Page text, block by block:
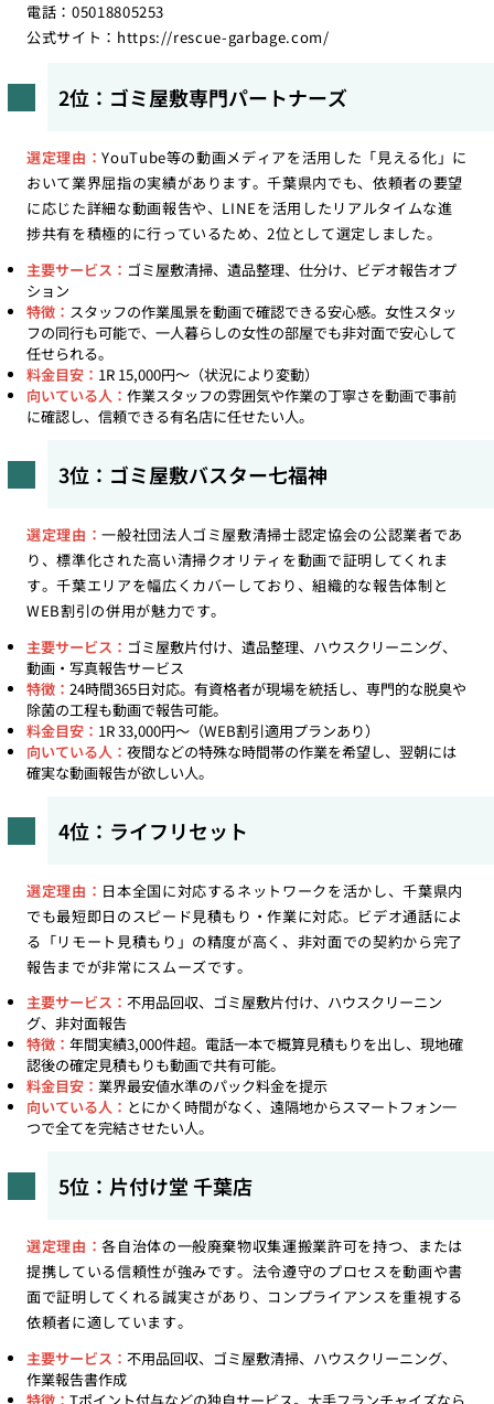
電話：05018805253
公式サイト： https://rescue-garbage.com/
2位：ゴミ屋敷専門パートナーズ
選定理由：YouTube等の動画メディアを活用した「見える化」に
おいて業界屈指の実績があります。千葉県内でも、依頼者の要望
に応じた詳細な動画報告や、LINEを活用したリアルタイムな進
捗共有を積極的に行っているため、2位として選定しました。
主要サービス： ゴミ屋敷清掃、遺品整理、仕分け、ビデオ報告オプ
ション
特徴： スタッフの作業風景を動画で確認できる安心感。女性スタッ
フの同行も可能で、一人暮らしの女性の部屋でも非対面で安心して
任せられる。
料金目安： 1R 15,000円〜（状況により変動）
向いている人： 作業スタッフの雰囲気や作業の丁寧さを動画で事前
に確認し、信頼できる有名店に任せたい人。
3位：ゴミ屋敷バスター七福神
選定理由：一般社団法人ゴミ屋敷清掃士認定協会の公認業者であ
り、標準化された高い清掃クオリティを動画で証明してくれま
す。千葉エリアを幅広くカバーしており、組織的な報告体制と
WEB割引の併用が魅力です。
主要サービス： ゴミ屋敷片付け、遺品整理、ハウスクリーニング、
動画・写真報告サービス
特徴： 24時間365日対応。有資格者が現場を統括し、専門的な脱臭や
除菌の工程も動画で報告可能。
料金目安： 1R 33,000円〜（WEB割引適用プランあり）
向いている人： 夜間などの特殊な時間帯の作業を希望し、翌朝には
確実な動画報告が欲しい人。
4位：ライフリセット
選定理由： 日本全国に対応するネットワークを活かし、千葉県内
でも最短即日のスピード見積もり・作業に対応。ビデオ通話によ
る「リモート見積もり」の精度が高く、非対面での契約から完了
報告までが非常にスムーズです。
主要サービス： 不用品回収、ゴミ屋敷片付け、ハウスクリーニン
グ、非対面報告
特徴： 年間実績3,000件超。電話一本で概算見積もりを出し、現地確
認後の確定見積もりも動画で共有可能。
料金目安： 業界最安値水準のパック料金を提示
向いている人： とにかく時間がなく、遠隔地からスマートフォン一
つで全てを完結させたい人。
5位：片付け堂 千葉店
選定理由：各自治体の一般廃棄物収集運搬業許可を持つ、または
提携している信頼性が強みです。法令遵守のプロセスを動画や書
面で証明してくれる誠実さがあり、コンプライアンスを重視する
依頼者に適しています。
主要サービス： 不用品回収、ゴミ屋敷清掃、ハウスクリーニング、
作業報告書作成